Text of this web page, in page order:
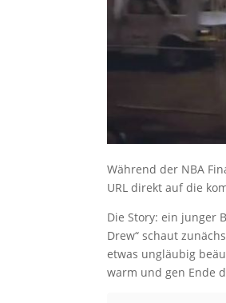
Während der NBA
URL direkt auf die
Die Story: ein junger
Drew“ schaut
etwas ungläubig
warm und gen Ende